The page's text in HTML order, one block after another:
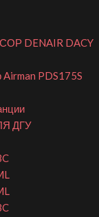
DENAIR DACY
PDS175S
ДГУ